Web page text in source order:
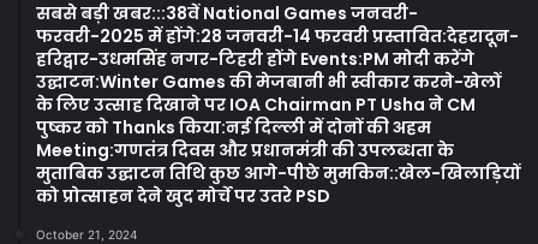
सबसे बड़ी खबर:::38वें National Games जनवरी-
फरवरी-2025 में होंगे:28 जनवरी-14 फरवरी प्रस्तावित:देहरादून-
हरिद्वार-उधमसिंह नगर-टिहरी होंगे Events:PM मोदी करेंगे
उद्घाटन:Winter Games की मेजबानी भी स्वीकार करने-खेलों
के लिए उत्साह दिखाने पर IOA Chairman PT Usha ने CM
पुष्कर को Thanks किया:नई दिल्ली में दोनों की अहम
Meeting:गणतंत्र दिवस और प्रधानमंत्री की उपलब्धता के
मुताबिक उद्घाटन तिथि कुछ आगे-पीछे मुमकिन::खेल-खिलाड़ियों
को प्रोत्साहन देने खुद मोर्चे पर उतरे PSD
October 21, 2024